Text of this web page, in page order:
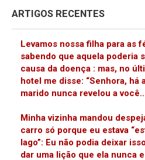
ARTIGOS RECENTES
Levamos nossa filha para as
sabendo que aquela poderia
causa da doença : mas, no
hotel me disse: “Senhora, há
marido nunca revelou a
Minha vizinha mandou
carro só porque eu estava
lago”: Eu não podia deixar
dar uma lição que ela nunca